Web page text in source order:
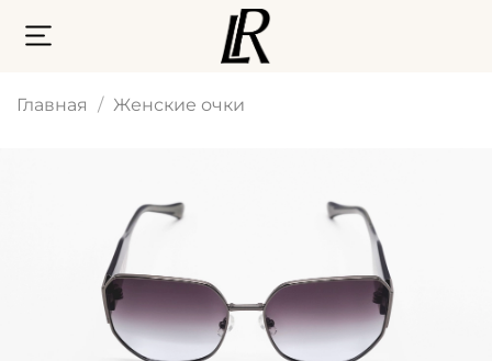
Главная Женские очки